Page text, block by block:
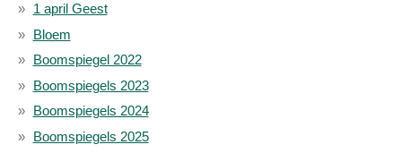
1 april Geest
Bloem
Boomspiegel 2022
Boomspiegels 2023
Boomspiegels 2024
Boomspiegels 2025